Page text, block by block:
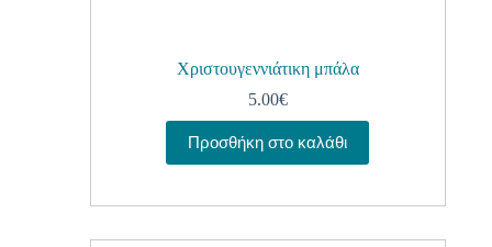
Χριστουγεννιάτικη μπάλα
5.00€
Προσθήκη στο καλάθι